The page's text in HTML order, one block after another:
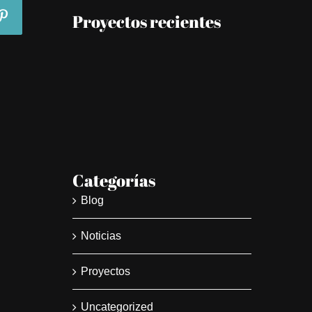
Proyectos recientes
Categorías
Blog
Noticias
Proyectos
Uncategorized